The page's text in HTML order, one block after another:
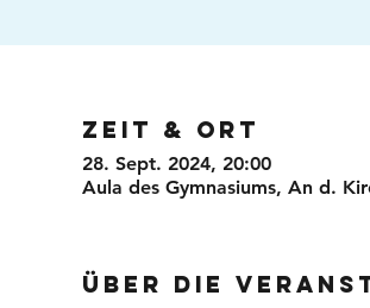
Zeit & Ort
28. Sept. 2024, 20:00
Aula des Gymnasiums, An d.
Über die